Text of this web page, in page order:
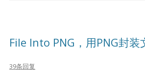
File Into PNG，用PNG封装
39条回复